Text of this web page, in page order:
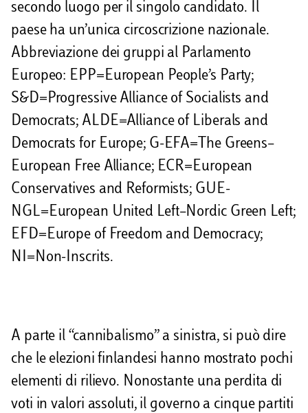
secondo luogo per il singolo candidato. Il
paese ha un’unica circoscrizione nazionale.
Abbreviazione dei gruppi al Parlamento
Europeo: EPP=European People’s Party;
S&D=Progressive Alliance of Socialists and
Democrats; ALDE=Alliance of Liberals and
Democrats for Europe; G-EFA=The Greens–
European Free Alliance; ECR=European
Conservatives and Reformists; GUE-
NGL=European United Left–Nordic Green Left;
EFD=Europe of Freedom and Democracy;
NI=Non-Inscrits.
A parte il “cannibalismo” a sinistra, si può dire
che le elezioni finlandesi hanno mostrato pochi
elementi di rilievo. Nonostante una perdita di
voti in valori assoluti, il governo a cinque partiti